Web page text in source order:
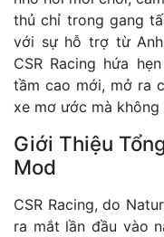
thủ chỉ trong gang
với sự hỗ trợ từ
CSR Racing hứa
tầm cao mới, mở ra
xe mơ ước mà
Giới Thiệu
Mod
CSR Racing, do
ra mắt lần đầu vào